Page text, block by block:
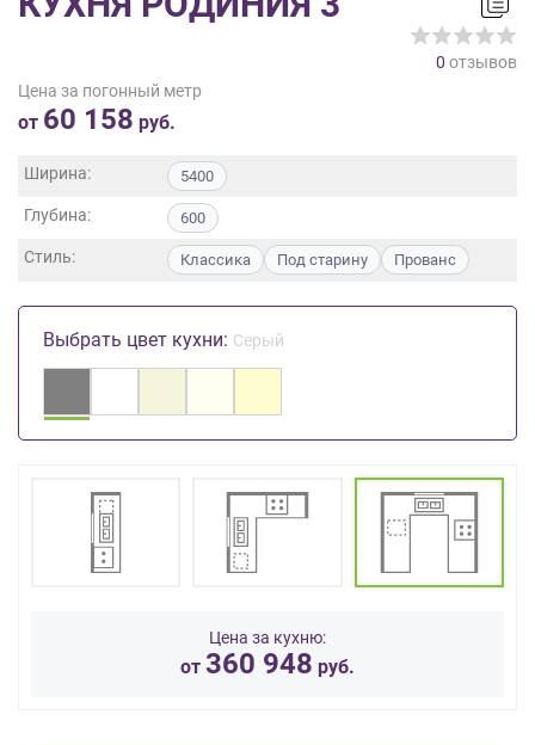
0 отзывов
Цена за погонный метр
от 60 158 руб.
Ширина: 5400
Глубина: 600
Стиль: Классика Под старину Прованс
Выбрать цвет кухни: Серый
Цена за кухню:
от 360 948 руб.
данных ,
Согласие
обработку
данных
порядке
условиях
персональных